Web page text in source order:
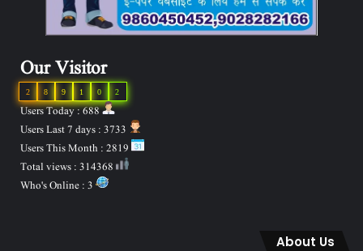
Our Visitor
2
0
1
9
8
2
Users Today : 688
About Us